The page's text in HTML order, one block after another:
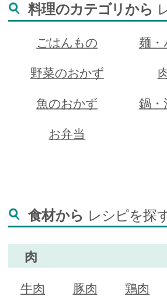
料理のカテゴリから
ごはんもの 麺・
野菜のおかず
魚のおかず 鍋・
お弁当
食材から レシピを探
肉
牛肉 豚肉 鶏肉